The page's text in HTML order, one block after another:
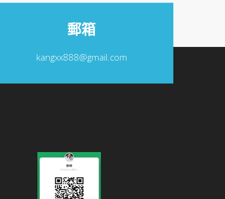
郵箱
kangxx888@gmail.com